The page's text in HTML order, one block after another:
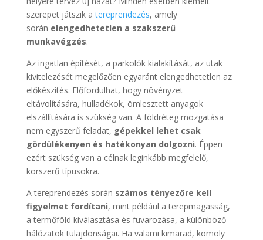
szerepet játszik atereprendezés, amely
során elengedhetetlen a szakszerű
munkavégzés.
Az ingatlan építését, a parkolók kialakítását, az utak
kivitelezését megelőzően egyaránt elengedhetetlen az
előkészítés. Előfordulhat, hogy növényzet
eltávolítására, hulladékok, ömlesztett anyagok
elszállítására is szükség van. A földréteg mozgatása
nem egyszerű feladat, gépekkel lehet csak
gördülékenyen és hatékonyan dolgozni. Éppen
ezért szükség van a célnak leginkább megfelelő,
korszerű típusokra.
A tereprendezés során számos tényezőre kell
figyelmet fordítani, mint például a terepmagasság,
a termőföld kiválasztása és fuvarozása, a különböző
hálózatok tulajdonságai. Ha valami kimarad, komoly